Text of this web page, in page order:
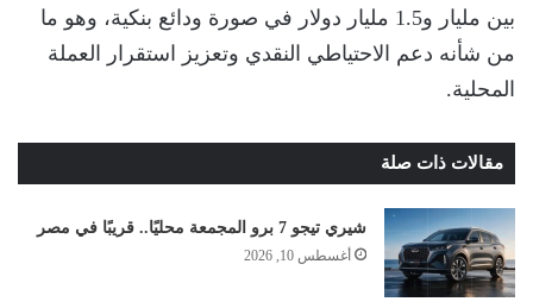
بين مليار و1.5 مليار دولار في صورة ودائع بنكية، وهو ما
من شأنه دعم الاحتياطي النقدي وتعزيز استقرار العملة
المحلية.
مقالات ذات صلة
شيري تيجو 7 برو المجمعة محليًا.. قريبًا في مصر
أغسطس 10, 2026